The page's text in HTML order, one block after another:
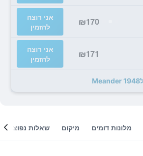
₪170
אני רוצה
להזמין
₪171
אני רוצה
להזמין
מלונות דומים מיקום שאלות נפוצות